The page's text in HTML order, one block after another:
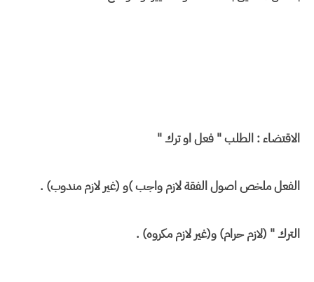
الاقتضاء : الطلب " فعل او ترك "
الفعل ملخص اصول الفقة لازم واجب )و (غير لازم مندوب) .
الترك " (لازم حرام) و(غير لازم مكروه) .